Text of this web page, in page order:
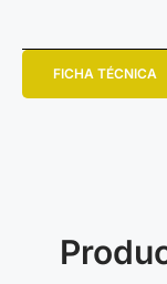
FICHA TÉCNICA